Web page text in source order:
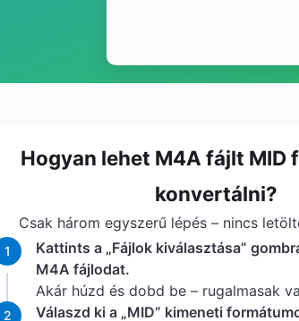
Hogyan lehet M4A fájlt MID
konvertálni?
Csak három egyszerű lépés – nincs
1
Kattints a „Fájlok kiválasztása”
M4A fájlodat.
Akár húzd és dobd be – rugalmasak
2
Válaszd ki a „MID” kimeneti